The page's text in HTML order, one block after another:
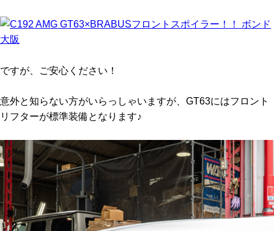
ですが、ご安心ください！
意外と知らない方がいらっしゃいますが、GT63にはフロント
リフターが標準装備となります♪